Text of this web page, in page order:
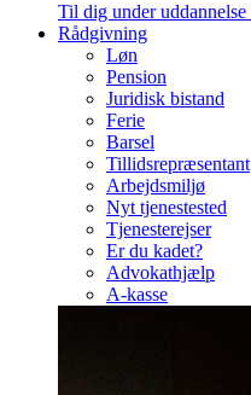
Til dig under uddannelse
Rådgivning
Løn
Pension
Juridisk bistand
Ferie
Barsel
Tillidsrepræsentant
Arbejdsmiljø
Nyt tjenestested
Tjenesterejser
Er du kadet?
Advokathjælp
A-kasse